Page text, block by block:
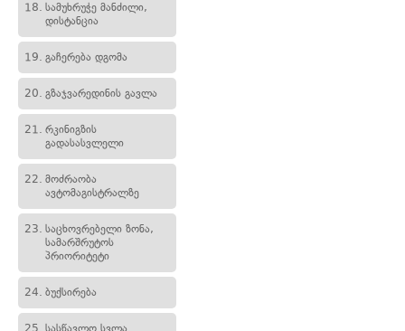
18. სამუხრუჭე მანძილი,
დისტანცია
19. გაჩერება დგომა
20. გზაჯვარედინის გავლა
21. რკინიგზის
გადასასვლელი
22. მოძრაობა
ავტომაგისტრალზე
23. საცხოვრებელი ზონა,
სამარშრუტოს
პრიორიტეტი
24. ბუქსირება
25. სასწავლო სვლა